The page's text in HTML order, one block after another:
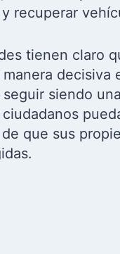
recuperar
tienen claro
decisiva
siendo
que sus